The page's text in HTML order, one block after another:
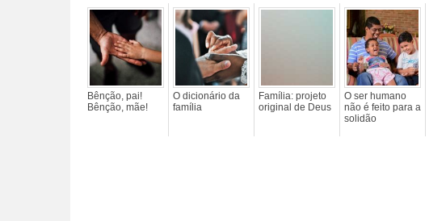
Bênção, pai!
Bênção, mãe!
O dicionário da
família
Família: projeto
original de Deus
O ser humano
não é feito para a
solidão